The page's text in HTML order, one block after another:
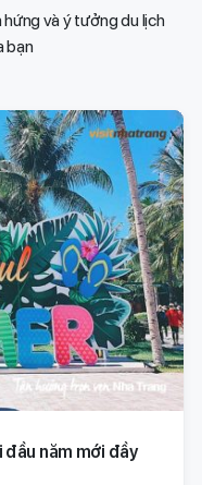
và ý tưởng du lịch
bạn​
đầu năm mới đầy